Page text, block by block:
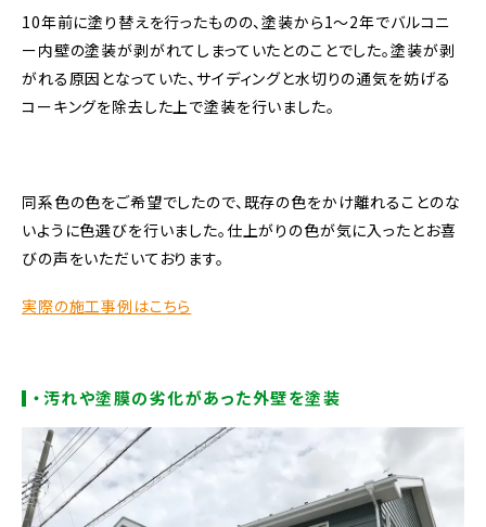
10年前に塗り替えを行ったものの、塗装から1〜2年でバルコニ
ー内壁の塗装が剥がれてしまっていたとのことでした。塗装が剥
がれる原因となっていた、サイディングと水切りの通気を妨げる
コーキングを除去した上で塗装を行いました。
同系色の色をご希望でしたので、既存の色をかけ離れることのな
いように色選びを行いました。仕上がりの色が気に入ったとお喜
びの声をいただいております。
実際の施工事例はこちら
・汚れや塗膜の劣化があった外壁を塗装